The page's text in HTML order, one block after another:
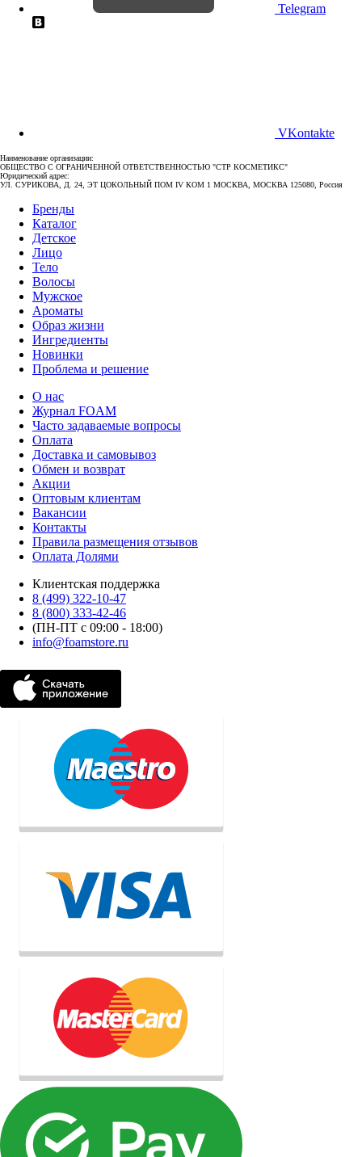
Telegram
VKontakte
Наименование организации:
ОБЩЕСТВО С ОГРАНИЧЕННОЙ ОТВЕТСТВЕННОСТЬЮ "СТР КОСМЕТИКС"
Юридический адрес:
УЛ. СУРИКОВА, Д. 24, ЭТ ЦОКОЛЬНЫЙ ПОМ IV КОМ 1 МОСКВА, МОСКВА 125080, Россия
Бренды
Каталог
Детское
Лицо
Тело
Волосы
Мужское
Ароматы
Образ жизни
Ингредиенты
Новинки
Проблема и решение
О нас
Журнал FOAM
Часто задаваемые вопросы
Оплата
Доставка и самовывоз
Обмен и возврат
Акции
Оптовым клиентам
Вакансии
Контакты
Правила размещения отзывов
Оплата Долями
Клиентская поддержка
8 (499) 322-10-47
8 (800) 333-42-46
(ПН-ПТ с 09:00 - 18:00)
info@foamstore.ru